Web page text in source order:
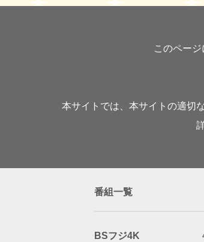
このペー
本サイトでは、本サイトの適切
番組一覧
BSフジ4K